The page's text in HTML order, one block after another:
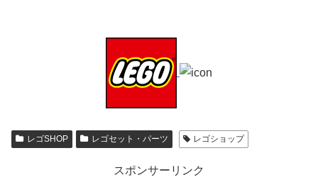
レゴSHOP レゴセット・パーツ レゴショップ
スポンサーリンク